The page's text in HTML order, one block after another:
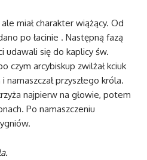
miał charakter wiążący. Od
po łacinie . Następną fazą
udawali się do kaplicy św.
czym arcybiskup zwilżał kciuk
przyszłego króla.
najpierw na głowie, potem
Po namaszczeniu